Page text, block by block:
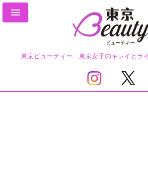
東京ビューティー 東京女子のキレイとラ